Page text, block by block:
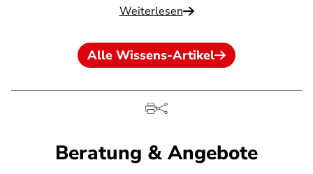
Weiterlesen
Alle Wissens-Artikel
Beratung & Angebote